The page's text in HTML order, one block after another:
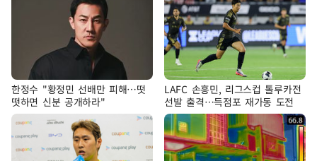
한정수 "황정민 선배만 피해…떳
떳하면 신분 공개하라"
LAFC 손흥민, 리그스컵 톨루카전
선발 출격…득점포 재가동 도전